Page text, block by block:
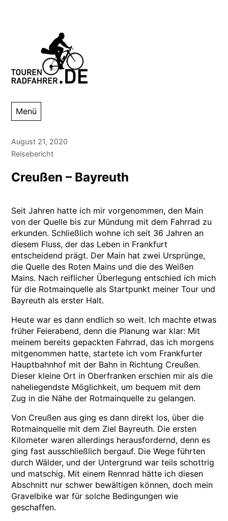
Tourenradfahrer
Danny Alexander Lettkemann
Menü
August 21, 2020
Reisebericht
Creußen – Bayreuth
Seit Jahren hatte ich mir vorgenommen, den Main
von der Quelle bis zur Mündung mit dem Fahrrad zu
erkunden. Schließlich wohne ich seit 36 Jahren an
diesem Fluss, der das Leben in Frankfurt
entscheidend prägt. Der Main hat zwei Ursprünge,
die Quelle des Roten Mains und die des Weißen
Mains. Nach reiflicher Überlegung entschied ich mich
für die Rotmainquelle als Startpunkt meiner Tour und
Bayreuth als erster Halt.
Heute war es dann endlich so weit. Ich machte etwas
früher Feierabend, denn die Planung war klar: Mit
meinem bereits gepackten Fahrrad, das ich morgens
mitgenommen hatte, startete ich vom Frankfurter
Hauptbahnhof mit der Bahn in Richtung Creußen.
Dieser kleine Ort in Oberfranken erschien mir als die
naheliegendste Möglichkeit, um bequem mit dem
Zug in die Nähe der Rotmainquelle zu gelangen.
Von Creußen aus ging es dann direkt los, über die
Rotmainquelle mit dem Ziel Bayreuth. Die ersten
Kilometer waren allerdings herausfordernd, denn es
ging fast ausschließlich bergauf. Die Wege führten
durch Wälder, und der Untergrund war teils schottrig
und matschig. Mit einem Rennrad hätte ich diesen
Abschnitt nur schwer bewältigen können, doch mein
Gravelbike war für solche Bedingungen wie
geschaffen.